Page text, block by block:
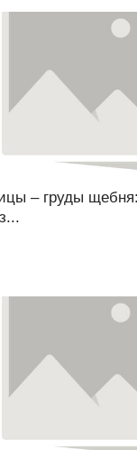
– груды